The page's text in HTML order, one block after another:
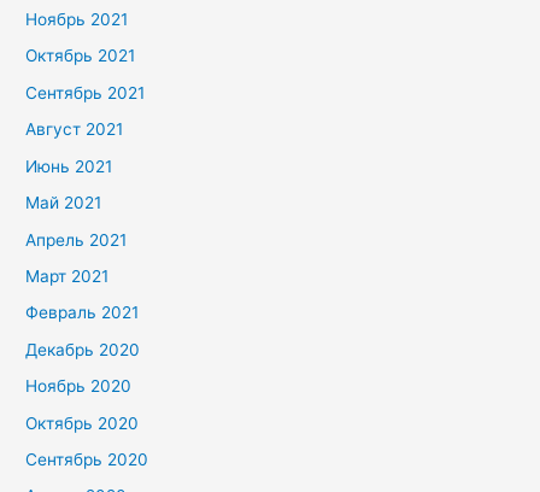
Ноябрь 2021
Октябрь 2021
Сентябрь 2021
Август 2021
Июнь 2021
Май 2021
Апрель 2021
Март 2021
Февраль 2021
Декабрь 2020
Ноябрь 2020
Октябрь 2020
Сентябрь 2020